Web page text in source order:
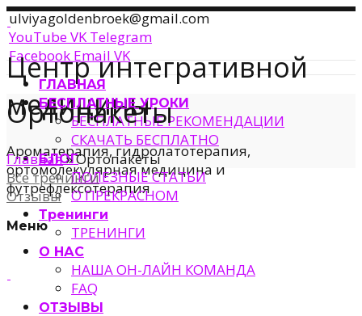
ulviyagoldenbroek@gmail.com
YouTubeVK Telegram
Facebook Email VK
Центр интегративной
медицины
Ароматерапия, гидролатотерапия,
ортомолекулярная медицина и
футрефлексотерапия
Меню
ГЛАВНАЯ
БЕСПЛАТНЫЕ УРОКИ
БЕСПЛАТНЫЕ РЕКОМЕНДАЦИИ
СКАЧАТЬ БЕСПЛАТНО
БЛОГ
ПОЛЕЗНЫЕ СТАТЬИ
О ПРЕКРАСНОМ
Тренинги
ТРЕНИНГИ
О НАС
НАША ОН-ЛАЙН КОМАНДА
FAQ
ОТЗЫВЫ
Ортопакеты
Главная»Ортопакеты
Все тренинги
Отзывы